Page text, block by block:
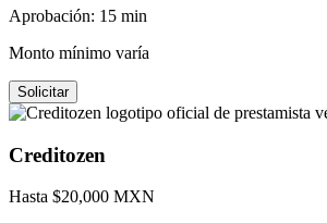
Aprobación: 15 min
Monto mínimo varía
Solicitar
Creditozen
Hasta $20,000 MXN